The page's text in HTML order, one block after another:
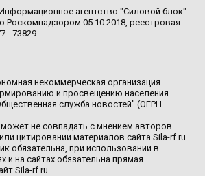
агентство "Силовой блок"
Роскомнадзором 05.10.2018, реестровая
- 73829.
некоммерческая организация
и просвещению населения
служба новостей" (ОГРН
не совпадать с мнением авторов.
цитировании материалов сайта Sila-rf.ru
обязательна, при использовании в
и на сайтах обязательна прямая
Sila-rf.ru.